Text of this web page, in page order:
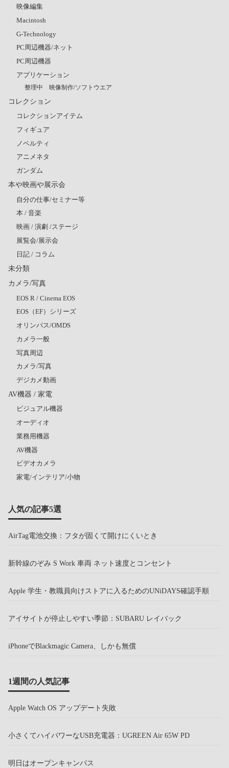
映像編集
Macintosh
G-Technology
PC周辺機器/ネット
PC周辺機器
アプリケーション
整理中 映像制作/ソフトウエア
コレクション
コレクションアイテム
フィギュア
ノベルティ
アニメネタ
ガンダム
本や映画や展示会
自分の仕事/セミナー等
本 / 音楽
映画 / 演劇 /ステージ
展覧会/展示会
日記 / コラム
未分類
カメラ/写真
EOS R / Cinema EOS
EOS（EF）シリーズ
オリンパス/OMDS
カメラ一般
写真周辺
カメラ/写真
デジカメ動画
AV機器 / 家電
ビジュアル機器
オーディオ
業務用機器
AV機器
ビデオカメラ
家電/インテリア/小物
人気の記事5選
AirTag電池交換：フタが固くて開けにくいとき
新幹線のぞみ S Work 車両 ネット速度とコンセント
Apple 学生・教職員向けストアに入るためのUNiDAYS確認手順
アイサイトが停止しやすい季節：SUBARU レイバック
iPhoneでBlackmagic Camera、しかも無償
1週間の人気記事
Apple Watch OS アップデート失敗
小さくてハイパワーなUSB充電器：UGREEN Air 65W PD
明日はオープンキャンパス